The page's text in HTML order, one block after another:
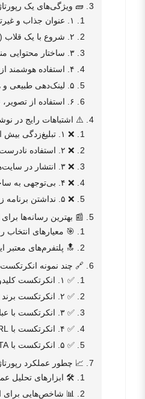
🧱 ویژگی‌های یک
۱. عنوان جذاب و غیرتبلیغاتی
۲. شروع با یک قلاب (Hook) قوی
۳. ساختار محتوایی منسجم
۴. استفاده هوشمند از کلیدواژه‌ها
۵. لینک‌دهی طبیعی و هدفمند
۶. استفاده از تصویر، نقل قول و قالب‌بندی حرفه‌ای
⚠️ اشتباهات رایج در
❌ ۱. تبلیغ‌زدگی بیش از حد
❌ ۲. استفاده نادرست از انکرتکست
❌ ۳. انتشار در سایت‌های نامرتبط یا اسپم
❌ ۴. بی‌توجهی به ساختار فنی محتوا
❌ ۵. نداشتن برنامه زمانی برای انتشار
📰 بهترین رسانه‌ها برای
🎯 معیارهای انتخاب
🔝 پلتفرم‌های معتبر
🔗 چند نمونه
✅ ۱. انکرتکست کلیدواژه‌ای (Exact Match)
✅ ۲. انکرتکست برند (Branded Anchor)
✅ ۳. انکرتکست با عبارت ترکیبی (Phrase Match)
✅ ۴. انکرتکست با URL مستقیم
✅ ۵. انکرتکست با CTA (دعوت به اقدام)
📈 چطور عملکرد
🛠 ابزارهای تحلیل
📊 شاخص‌هایی برای